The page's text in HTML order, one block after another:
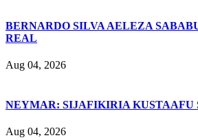
BERNARDO SILVA AELEZA
REAL
Aug 04, 2026
NEYMAR: SIJAFIKIRIA KUSTAAFU
Aug 04, 2026